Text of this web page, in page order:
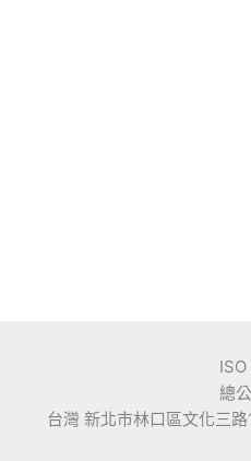
總
台灣 新北市林口區文化三